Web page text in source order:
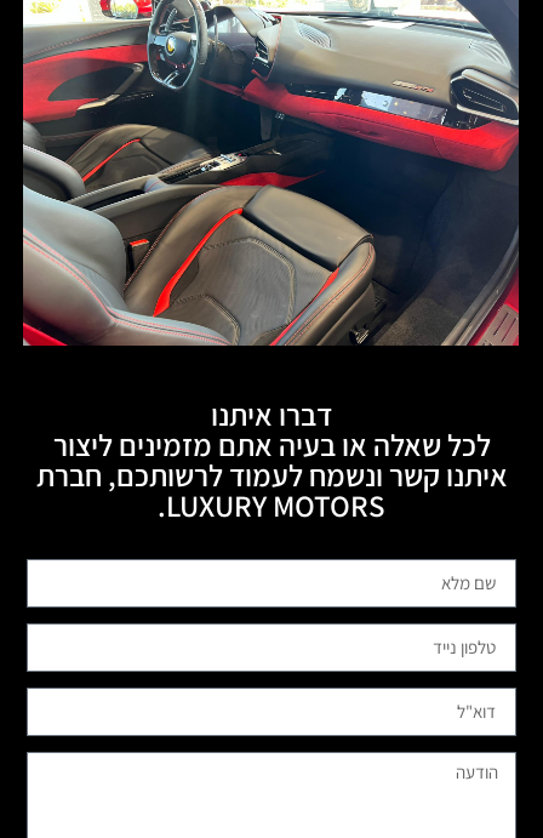
דברו איתנו
לכל שאלה או בעיה אתם מזמינים ליצור
איתנו קשר ונשמח לעמוד לרשותכם, חברת
LUXURY MOTORS.